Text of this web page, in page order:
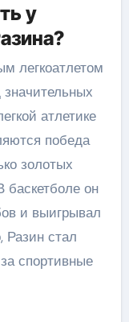
у
легкоатлетом
атлетике
победа
золотых
он
и выигрывал
Разин стал
спортивные